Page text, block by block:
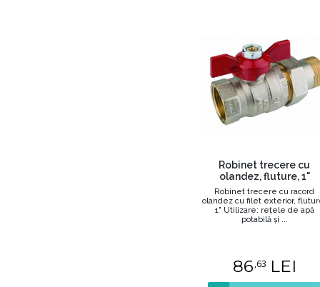
Robinet trecere cu
olandez, fluture, 1"
Robinet trecere cu racord
olandez cu filet exterior,
1" Utilizare: reţele de apă
potabilă şi ...
86,63LEI